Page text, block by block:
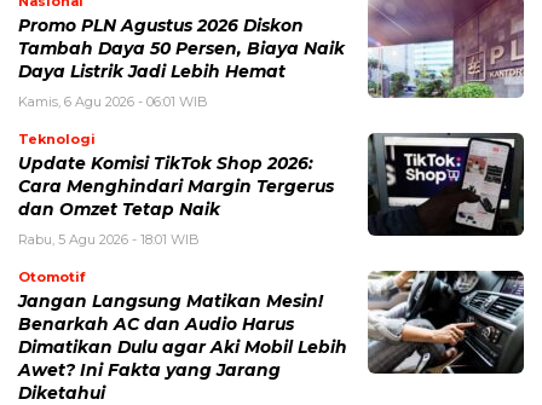
Promo PLN Agustus 2026 Diskon
Tambah Daya 50 Persen, Biaya Naik
Daya Listrik Jadi Lebih Hemat
Kamis, 6 Agu 2026 - 06:01 WIB
Teknologi
Update Komisi TikTok Shop 2026:
Cara Menghindari Margin Tergerus
dan Omzet Tetap Naik
Rabu, 5 Agu 2026 - 18:01 WIB
Otomotif
Jangan Langsung Matikan Mesin!
Benarkah AC dan Audio Harus
Dimatikan Dulu agar Aki Mobil Lebih
Awet? Ini Fakta yang Jarang
Diketahui